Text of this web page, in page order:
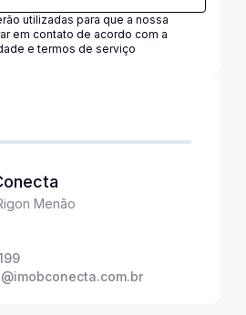
utilizadas para que a nossa
em contato de acordo com a
e termos de serviço
Menão